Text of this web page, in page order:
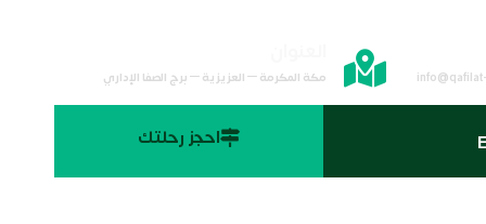
مكة المكرمة – العزيزية – برج الصفا الإداري
احجز رحلتك